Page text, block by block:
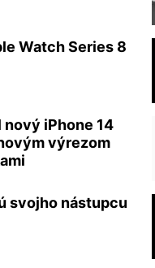
Watch Series 8
iPhone 14
výrezom
svojho nástupcu